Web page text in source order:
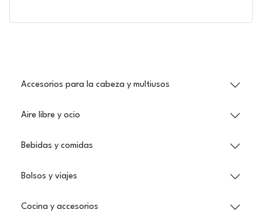
Accesorios para la cabeza y multiusos
Aire libre y ocio
Bebidas y comidas
Bolsos y viajes
Cocina y accesorios